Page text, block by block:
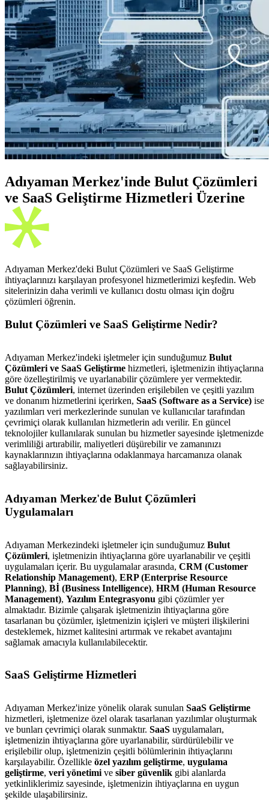
Adıyaman Merkez'inde Bulut Çözümleri
ve SaaS Geliştirme Hizmetleri Üzerine
Adıyaman Merkez'deki Bulut Çözümleri ve SaaS Geliştirme
ihtiyaçlarınızı karşılayan profesyonel hizmetlerimizi keşfedin. Web
sitelerinizin daha verimli ve kullanıcı dostu olması için doğru
çözümleri öğrenin.
Bulut Çözümleri ve SaaS Geliştirme Nedir?
Adıyaman Merkez'indeki işletmeler için sunduğumuz Bulut
Çözümleri ve SaaS Geliştirme hizmetleri, işletmenizin ihtiyaçlarına
göre özelleştirilmiş ve uyarlanabilir çözümlere yer vermektedir.
Bulut Çözümleri, internet üzerinden erişilebilen ve çeşitli yazılım
ve donanım hizmetlerini içerirken, SaaS (Software as a Service) ise
yazılımları veri merkezlerinde sunulan ve kullanıcılar tarafından
çevrimiçi olarak kullanılan hizmetlerin adı verilir. En güncel
teknolojiler kullanılarak sunulan bu hizmetler sayesinde işletmenizde
verimliliği artırabilir, maliyetleri düşürebilir ve zamanınızı
kaynaklarınızın ihtiyaçlarına odaklanmaya harcamanıza olanak
sağlayabilirsiniz.
Adıyaman Merkez'de Bulut Çözümleri
Uygulamaları
Adıyaman Merkezindeki işletmeler için sunduğumuz Bulut
Çözümleri, işletmenizin ihtiyaçlarına göre uyarlanabilir ve çeşitli
uygulamaları içerir. Bu uygulamalar arasında, CRM (Customer
Relationship Management), ERP (Enterprise Resource
Planning), Bİ (Business Intelligence), HRM (Human Resource
Management), Yazılım Entegrasyonu gibi çözümler yer
almaktadır. Bizimle çalışarak işletmenizin ihtiyaçlarına göre
tasarlanan bu çözümler, işletmenizin içişleri ve müşteri ilişkilerini
desteklemek, hizmet kalitesini artırmak ve rekabet avantajını
sağlamak amacıyla kullanılabilecektir.
SaaS Geliştirme Hizmetleri
Adıyaman Merkez'inize yönelik olarak sunulan SaaS Geliştirme
hizmetleri, işletmenize özel olarak tasarlanan yazılımlar oluşturmak
ve bunları çevrimiçi olarak sunmaktır. SaaS uygulamaları,
işletmenizin ihtiyaçlarına göre uyarlanabilir, sürdürülebilir ve
erişilebilir olup, işletmenizin çeşitli bölümlerinin ihtiyaçlarını
karşılayabilir. Özellikle özel yazılım geliştirme, uygulama
geliştirme, veri yönetimi ve siber güvenlik gibi alanlarda
yetkinliklerimiz sayesinde, işletmenizin ihtiyaçlarına en uygun
şekilde ulaşabilirsiniz.